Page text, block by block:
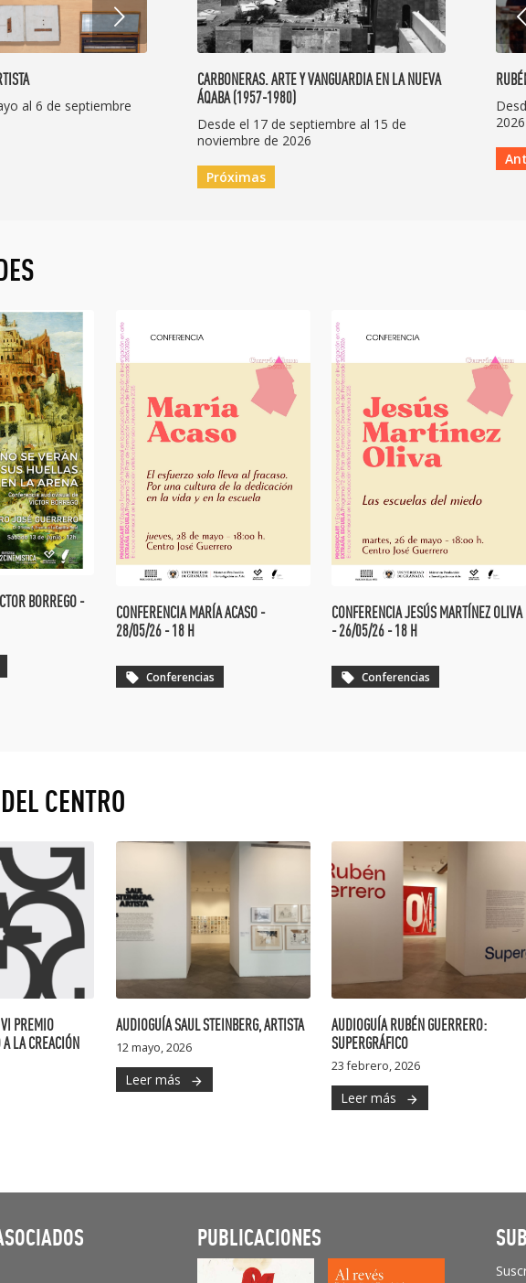
al 6 de septiembre
Y LO INFINITO EN LA
de 2026
CARBONERAS. ARTE Y VANGUARDIA EN LA NUEVA
ÁQABA (1957-1980)
Desde el 17 de septiembre al 15 de
noviembre de 2026
Próximas
2026
Anterior
BORREGO -
CONFERENCIA MARÍA ACASO -
28/05/26 - 18 H
local_offer Conferencias
CONFERENCIA JESÚS MARTÍNEZ OLIVA
- 26/05/26 - 18 H
local_offer Conferencias
CENTRO
PREMIO
LA CREACIÓN
AUDIOGUÍA SAUL STEINBERG, ARTISTA
12 mayo, 2026
Leer más arrow_forward
AUDIOGUÍA RUBÉN GUERRERO:
SUPERGRÁFICO
23 febrero, 2026
Leer más arrow_forward
PUBLICACIONES